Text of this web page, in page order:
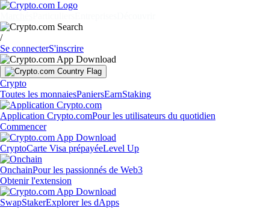
/
Se connecterS'inscrire
Crypto
Toutes les monnaiesPaniersEarnStaking
Application Crypto.comPour les utilisateurs du quotidien
Commencer
CryptoCarte Visa prépayéeLevel Up
OnchainPour les passionnés de Web3
Obtenir l'extension
SwapStakerExplorer les dApps